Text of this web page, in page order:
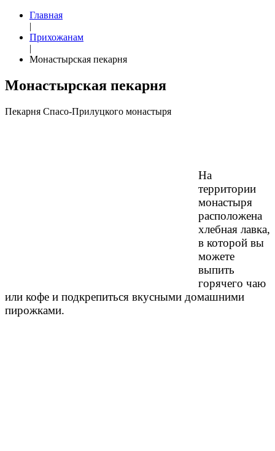
Главная
|
Прихожанам
|
Монастырская пекарня
Монастырская пекарня
Пекарня Спасо-Прилуцкого монастыря
На
территории
монастыря
расположена
хлебная лавка,
в которой вы
можете
выпить
горячего чаю
или кофе и подкрепиться вкусными домашними
пирожками.